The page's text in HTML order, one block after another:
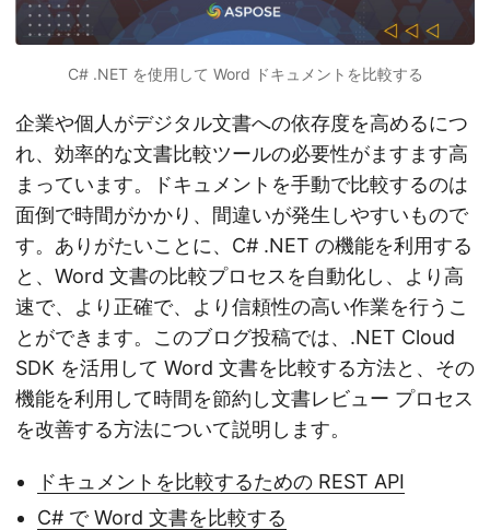
C# .NET を使用して Word ドキュメントを比較する
企業や個人がデジタル文書への依存度を高めるにつ
れ、効率的な文書比較ツールの必要性がますます高
まっています。ドキュメントを手動で比較するのは
面倒で時間がかかり、間違いが発生しやすいもので
す。ありがたいことに、C# .NET の機能を利用する
と、Word 文書の比較プロセスを自動化し、より高
速で、より正確で、より信頼性の高い作業を行うこ
とができます。このブログ投稿では、.NET Cloud
SDK を活用して Word 文書を比較する方法と、その
機能を利用して時間を節約し文書レビュー プロセス
を改善する方法について説明します。
ドキュメントを比較するための REST API
C# で Word 文書を比較する